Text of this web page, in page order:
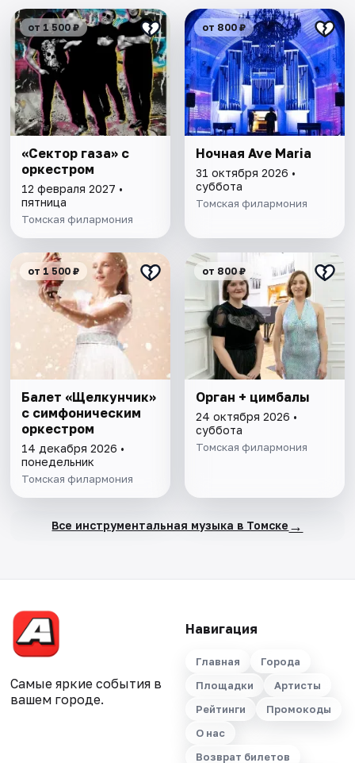
от 1 500 ₽
«Сектор газа» с
оркестром
12 февраля 2027 •
пятница
Томская филармония
от 800 ₽
Ночная Ave Maria
31 октября 2026 •
суббота
Томская филармония
от 1 500 ₽
Балет «Щелкунчик»
с симфоническим
оркестром
14 декабря 2026 •
понедельник
Томская филармония
от 800 ₽
Орган + цимбалы
24 октября 2026 •
суббота
Томская филармония
Все инструментальная музыка в Томске →
Самые яркие события в
вашем городе.
Навигация
Главная
Города
Площадки
Артисты
Рейтинги
Промокоды
О нас
Возврат билетов